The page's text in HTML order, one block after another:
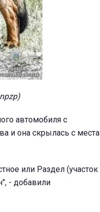
автомобиля с
и она скрылась с места
или Раздел (участок
- добавили